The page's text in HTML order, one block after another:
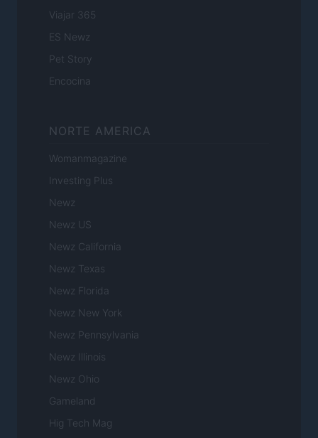
Viajar 365
ES Newz
Pet Story
Encocina
NORTE AMERICA
Womanmagazine
Investing Plus
Newz
Newz US
Newz California
Newz Texas
Newz Florida
Newz New York
Newz Pennsylvania
Newz Illinois
Newz Ohio
Gameland
Hig Tech Mag